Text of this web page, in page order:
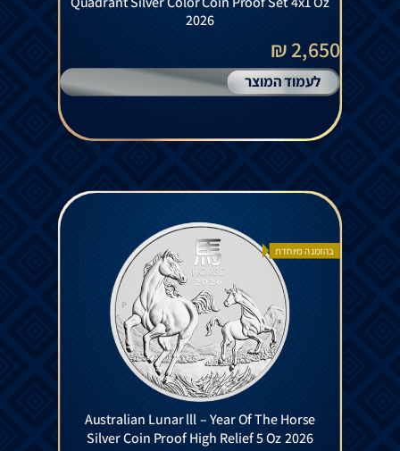
2026
2,650 ₪
לעמוד המוצר
בהזמנה מיוחדת
Australian Lunar lll – Year Of The Horse
Silver Coin Proof High Relief 5 Oz 2026